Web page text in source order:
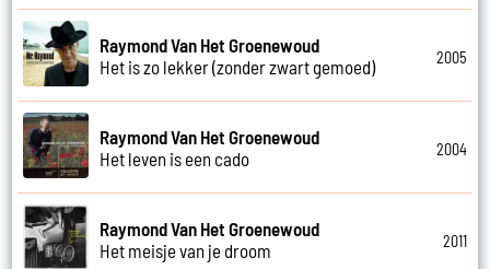
Raymond Van Het Groenewoud
Het is zo lekker (zonder zwart gemoed)
2005
Raymond Van Het Groenewoud
Het leven is een cado
2004
Raymond Van Het Groenewoud
Het meisje van je droom
2011